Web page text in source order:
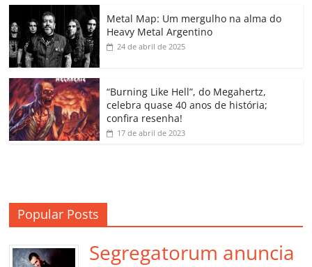
o
k
p a
ss
o
m
k h
Metal Map: Um mergulho na alma do
Heavy Metal Argentino
24 de abril de 2025
“Burning Like Hell”, do Megahertz,
celebra quase 40 anos de história;
confira resenha!
17 de abril de 2023
Popular Posts
Segregatorum anuncia